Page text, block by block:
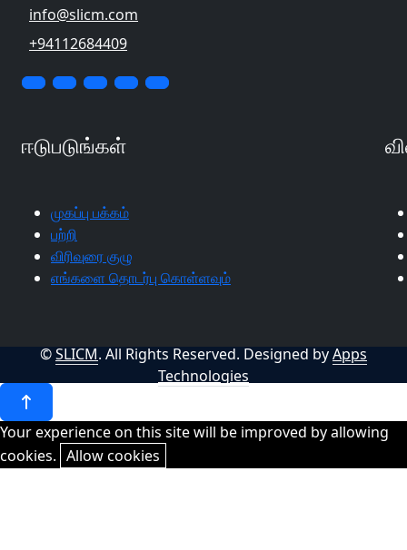
info@slicm.com
+94112684409
ஈடுபடுங்கள்
முகப்பு பக்கம்
பற்றி
விரிவுரை குழு
எங்களை தொடர்பு கொள்ளவும்
©SLICM. All Rights Reserved. Designed byApps
Technologies
Your experience on this site will be improved by allowing
cookies. Allow cookies